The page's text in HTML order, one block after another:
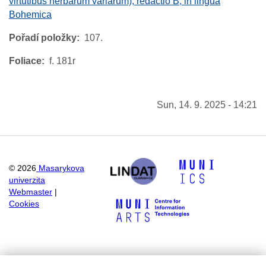
Bohemica
Pořadí položky 107.
Foliace f. 181r
Sun, 14. 9. 2025 - 14:21
© 2026 Masarykova
univerzita
Webmaster
Cookies